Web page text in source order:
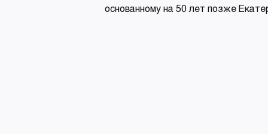
основанному на 50 лет позже